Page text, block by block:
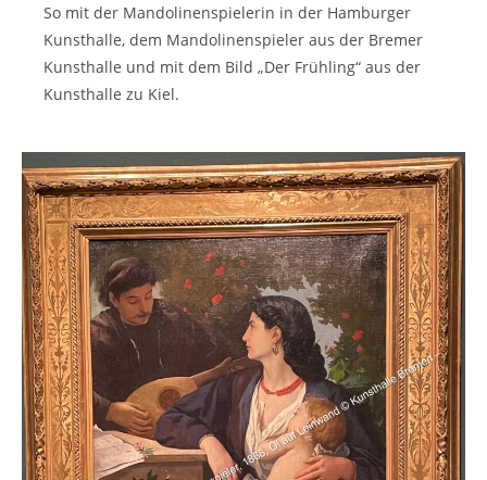
So mit der Mandolinenspielerin in der Hamburger
Kunsthalle, dem Mandolinenspieler aus der Bremer
Kunsthalle und mit dem Bild „Der Frühling“ aus der
Kunsthalle zu Kiel.